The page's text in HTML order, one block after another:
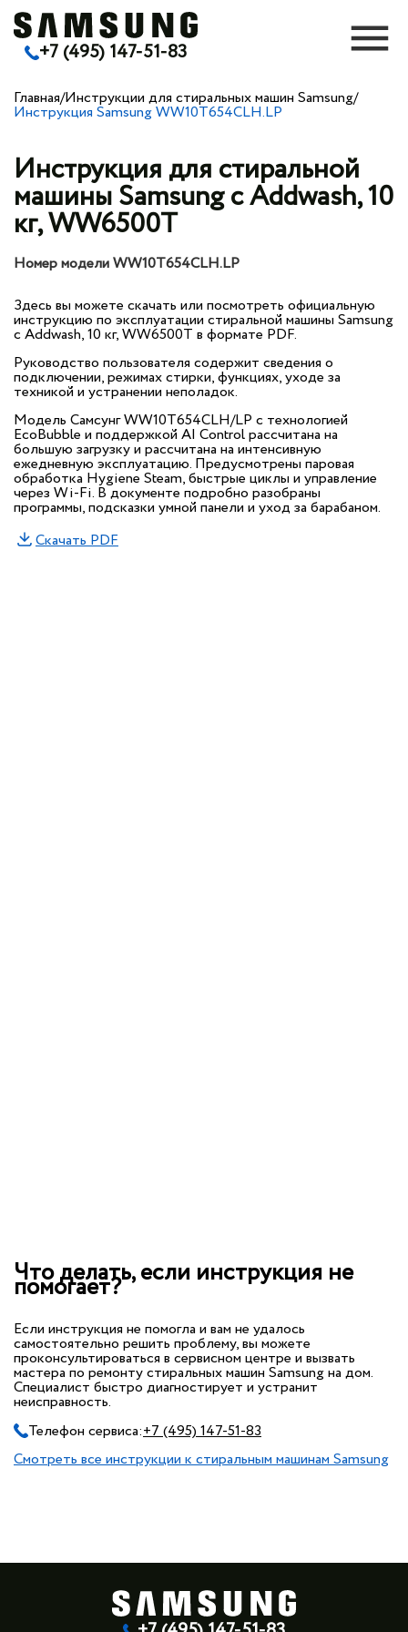
+7 (495) 147-51-83
Главная/Инструкции для стиральных машин Samsung/
Инструкция Samsung WW10T654CLH.LP
Инструкция для стиральной
машины Samsung с Addwash, 10
кг, WW6500T
Номер модели WW10T654CLH.LP
Здесь вы можете скачать или посмотреть официальную
инструкцию по эксплуатации стиральной машины Samsung
с Addwash, 10 кг, WW6500T в формате PDF.
Руководство пользователя содержит сведения о
подключении, режимах стирки, функциях, уходе за
техникой и устранении неполадок.
Модель Самсунг WW10T654CLH/LP с технологией
EcoBubble и поддержкой AI Control рассчитана на
большую загрузку и рассчитана на интенсивную
ежедневную эксплуатацию. Предусмотрены паровая
обработка Hygiene Steam, быстрые циклы и управление
через Wi-Fi. В документе подробно разобраны
программы, подсказки умной панели и уход за барабаном.
Скачать PDF
Что делать, если инструкция не
помогает?
Если инструкция не помогла и вам не удалось
самостоятельно решить проблему, вы можете
проконсультироваться в сервисном центре и вызвать
мастера по ремонту стиральных машин Samsung на дом.
Специалист быстро диагностирует и устранит
неисправность.
Телефон сервиса:+7 (495) 147-51-83
Смотреть все инструкции к стиральным машинам Samsung